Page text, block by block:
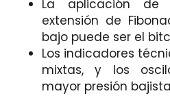
La aplicación de
extensión de
bajo puede ser el
Los indicadores
mixtas, y los
mayor presión